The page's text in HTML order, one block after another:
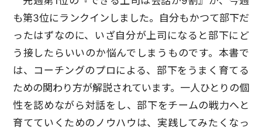
も第3位にランクインしました。自分もかつて部下だ
ったはずなのに、いざ自分が上司になると部下にど
う接したらいいのか悩んでしまうものです。本書で
は、コーチングのプロによる、部下をうまく育てる
ための関わり方が解説されています。一人ひとりの個
性を認めながら対話をし、部下をチームの戦力へと
育てていくためのノウハウは、実践してみたくなっ